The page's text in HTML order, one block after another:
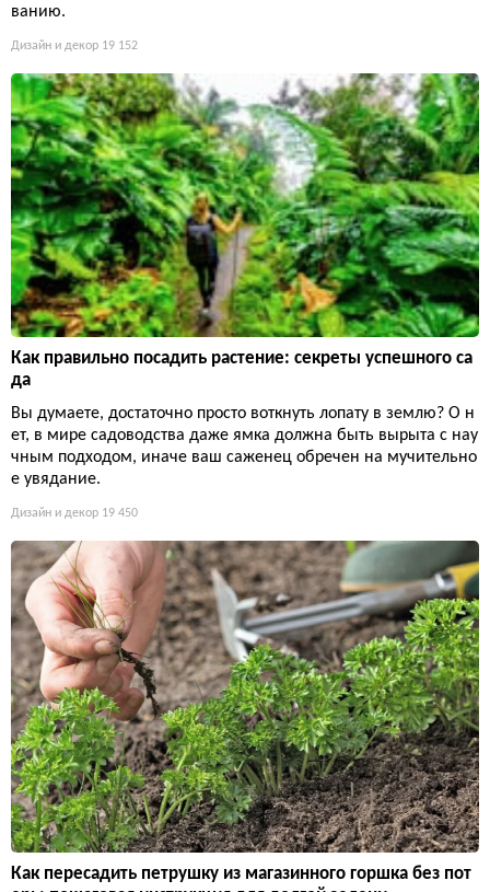
ванию.
Дизайн и декор 19 152
Как правильно посадить растение: секреты успешного са
да
Вы думаете, достаточно просто воткнуть лопату в землю? О н
ет, в мире садоводства даже ямка должна быть вырыта с нау
чным подходом, иначе ваш саженец обречен на мучительно
е увядание.
Дизайн и декор 19 450
Как пересадить петрушку из магазинного горшка без пот